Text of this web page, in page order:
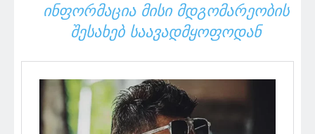
ᲘᲜᲤᲝᲠᲛᲐᲪᲘᲐ ᲛᲘᲡᲘ ᲛᲓᲒᲝᲛᲐᲠᲔᲝᲑᲘᲡ
ᲨᲔᲡᲐᲮᲔᲑ ᲡᲐᲐᲕᲐᲓᲛᲧᲝᲤᲝᲓᲐᲜ